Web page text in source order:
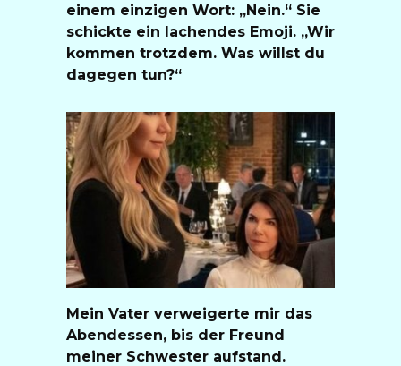
einem einzigen Wort: „Nein.“ Sie
schickte ein lachendes Emoji. „Wir
kommen trotzdem. Was willst du
dagegen tun?“
Mein Vater verweigerte mir das
Abendessen, bis der Freund
meiner Schwester aufstand.